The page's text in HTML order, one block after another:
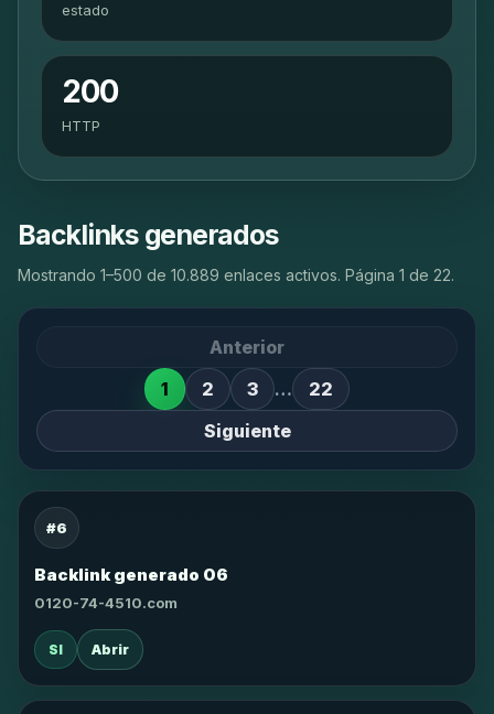
estado
200
HTTP
Backlinks generados
Mostrando 1–500 de 10.889 enlaces activos. Página 1 de 22.
Anterior
1
2 3 …
22
Siguiente
#6
Backlink generado 06
0120-74-4510.com
SI Abrir